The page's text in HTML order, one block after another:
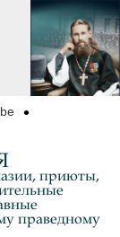
приюты,
праведному